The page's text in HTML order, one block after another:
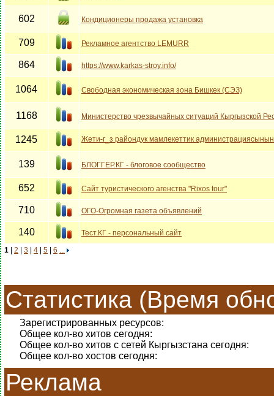
602 Кондиционеры продажа установка
709 Рекламное агентство LEMURR
864 https://www.karkas-stroy.info/
1064 Свободная экономическая зона Бишкек (СЭЗ)
1168 Министерство чрезвычайных ситуаций Кыргызской
1245 Жети-г_з райондук мамлекеттик
139 БЛОГГЕР.КГ - блоговое сообщество
652 Cайт туристического агенства "Rixos tour"
710 ОГО-Огромная газета объявлений
140
Тест.КГ - персональный сайт
1
2 3 4 5 6 ...
Статистика (Время
Зарегистрированных ресурсов:
Общее кол-во хитов сегодня:
Общее кол-во хитов с сетей Кыргызстана сегодня:
Общее кол-во хостов сегодня:
Реклама